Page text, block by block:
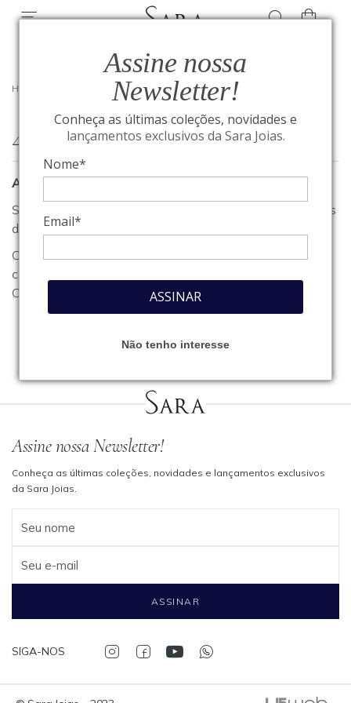
Assine nossa
Newsletter!
Conheça as últimas coleções, novidades e
lançamentos exclusivos da Sara Joias.
Nome*
Email*
ASSINAR
Não tenho interesse
HOME
404
A página que você procura não foi encontrada
Se você estava procurando algum produto, clique em um dos
departamentos ou seções no menu acima.
Caso necessite de outro tipo de informação, entre em
contato com o nosso atendimento através do nosso
Conosco
Assine nossa Newsletter!
Conheça as últimas coleções, novidades e lançamentos exclusivos
da Sara Joias.
Seu nome
Seu e-mail
ASSINAR
SIGA-NOS